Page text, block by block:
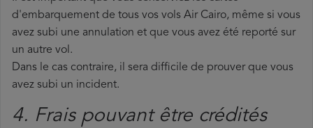
d'embarquement de tous vos vols Air Cairo, même si vous
avez subi une annulation et que vous avez été reporté sur
un autre vol.
Dans le cas contraire, il sera difficile de prouver que vous
avez subi un incident.
4. Frais pouvant être crédités